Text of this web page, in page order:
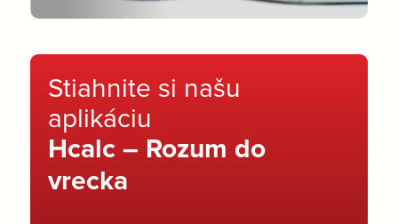
Stiahnite si našu
aplikáciu
Hcalc – Rozum do
vrecka